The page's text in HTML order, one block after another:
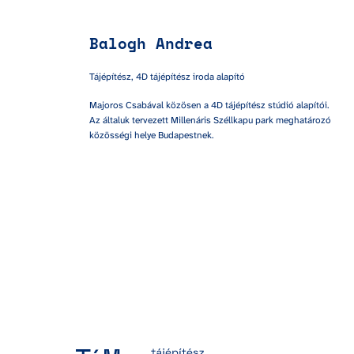
Balogh Andrea
Tájépítész, 4D tájépítész iroda alapító
Majoros Csabával közösen a 4D tájépítész stúdió alapítói.
Az általuk tervezett Millenáris Széllkapu park meghatározó
közösségi helye Budapestnek.